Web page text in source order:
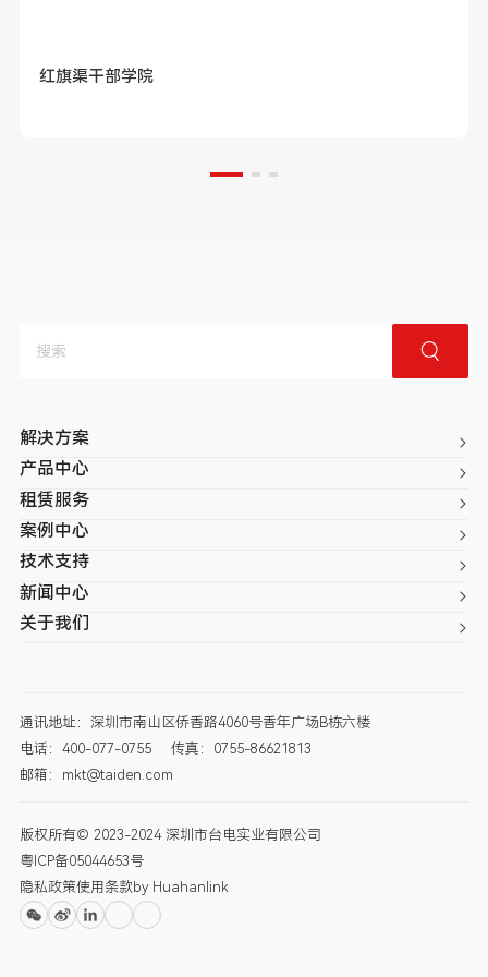
红旗渠干部学院
解决方案
产品中心
租赁服务
案例中心
技术支持
新闻中心
关于我们
通讯地址：深圳市南山区侨香路4060号香年广场B栋六楼
电话：400-077-0755
传真：0755-86621813
邮箱：mkt@taiden.com
版权所有© 2023-2024 深圳市台电实业有限公司
粤ICP备05044653号
隐私政策使用条款 by Huahanlink